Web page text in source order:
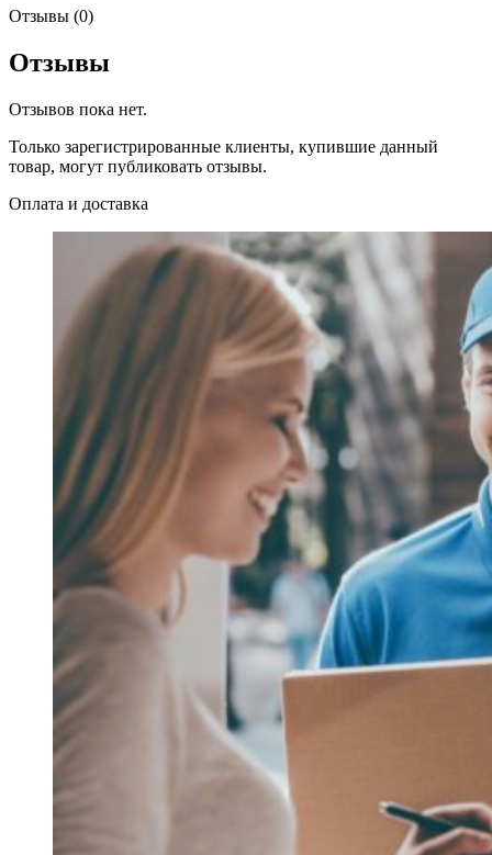
Отзывы (0)
Отзывы
Отзывов пока нет.
Только зарегистрированные клиенты, купившие данный
товар, могут публиковать отзывы.
Оплата и доставка